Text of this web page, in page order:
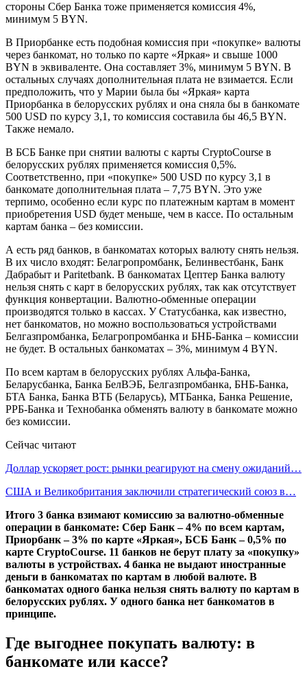
стороны Сбер Банка тоже применяется комиссия 4%,
минимум 5 BYN.
В Приорбанке есть подобная комиссия при «покупке» валюты
через банкомат, но только по карте «Яркая» и свыше 1000
BYN в эквиваленте. Она составляет 3%, минимум 5 BYN. В
остальных случаях дополнительная плата не взимается. Если
предположить, что у Марии была бы «Яркая» карта
Приорбанка в белорусских рублях и она сняла бы в банкомате
500 USD по курсу 3,1, то комиссия составила бы 46,5 BYN.
Также немало.
В БСБ Банке при снятии валюты с карты CryptoCourse в
белорусских рублях применяется комиссия 0,5%.
Соответственно, при «покупке» 500 USD по курсу 3,1 в
банкомате дополнительная плата – 7,75 BYN. Это уже
терпимо, особенно если курс по платежным картам в момент
приобретения USD будет меньше, чем в кассе. По остальным
картам банка – без комиссии.
А есть ряд банков, в банкоматах которых валюту снять нельзя.
В их число входят: Белагропромбанк, Белинвестбанк, Банк
Дабрабыт и Paritetbank. В банкоматах Цептер Банка валюту
нельзя снять с карт в белорусских рублях, так как отсутствует
функция конвертации. Валютно-обменные операции
производятся только в кассах. У Статусбанка, как известно,
нет банкоматов, но можно воспользоваться устройствами
Белгазпромбанка, Белагропромбанка и БНБ-Банка – комиссии
не будет. В остальных банкоматах – 3%, минимум 4 BYN.
По всем картам в белорусских рублях Альфа-Банка,
Беларусбанка, Банка БелВЭБ, Белгазпромбанка, БНБ-Банка,
БТА Банка, Банка ВТБ (Беларусь), МТБанка, Банка Решение,
РРБ-Банка и Технобанка обменять валюту в банкомате можно
без комиссии.
Сейчас читают
Доллар ускоряет рост: рынки реагируют на смену ожиданий…
США и Великобритания заключили стратегический союз в…
Итого 3 банка взимают комиссию за валютно-обменные
операции в банкомате: Сбер Банк – 4% по всем картам,
Приорбанк – 3% по карте «Яркая», БСБ Банк – 0,5% по
карте CryptoCourse. 11 банков не берут плату за «покупку»
валюты в устройствах. 4 банка не выдают иностранные
деньги в банкоматах по картам в любой валюте. В
банкоматах одного банка нельзя снять валюту по картам в
белорусских рублях. У одного банка нет банкоматов в
принципе.
Где выгоднее покупать валюту: в
банкомате или кассе?